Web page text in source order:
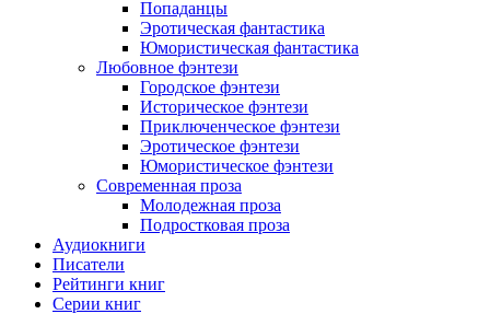
Попаданцы
Эротическая фантастика
Юмористическая фантастика
Любовное фэнтези
Городское фэнтези
Историческое фэнтези
Приключенческое фэнтези
Эротическое фэнтези
Юмористическое фэнтези
Современная проза
Молодежная проза
Подростковая проза
Аудиокниги
Писатели
Рейтинги книг
Серии книг